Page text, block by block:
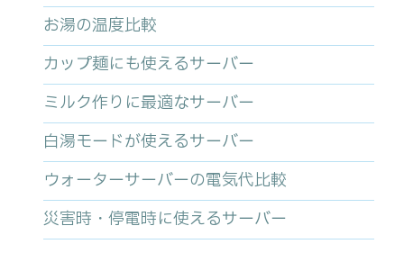
お湯の温度比較
カップ麺にも使えるサーバー
ミルク作りに最適なサーバー
白湯モードが使えるサーバー
ウォーターサーバーの電気代比較
災害時・停電時に使えるサーバー